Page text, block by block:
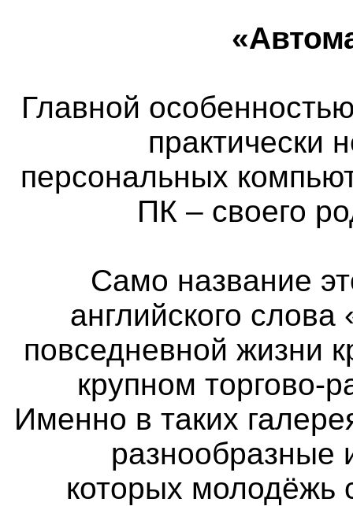
Главной
практически
персональных
ПК – своего
Само название
английского
повседневной жизни
крупном торгово-
Именно в таких
разнообразные
которых молодёжь